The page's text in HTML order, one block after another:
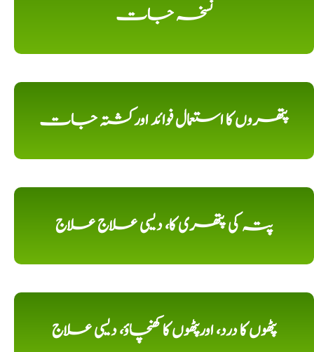
نسخہ جات
پتھروں کا استعمال فوائد اورکشتہ جات
پتہ کی پتھری کا، دیسی علاج علاج
پٹھوں کا درد، اورپٹھوں کا کھنچاؤ، دیسی علاج